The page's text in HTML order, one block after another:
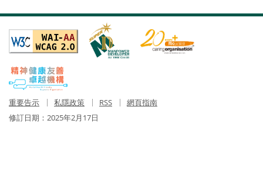
重要告示 私隱政策 RSS
網頁指南
修訂日期： 2025年2月17日